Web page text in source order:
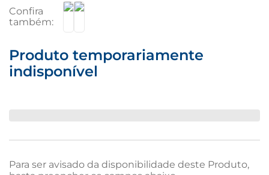
Produto temporariamente
indisponível
Para ser avisado da disponibilidade deste Produto,